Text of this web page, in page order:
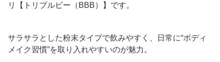
リ【トリプルビー（BBB）】です。
サラサラとした粉末タイプで飲みやすく、日常に“ボディ
メイク習慣”を取り入れやすいのが魅力。